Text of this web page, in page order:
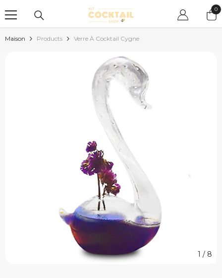
0
0
Maison Products Verre À Cocktail Cygne
1 / 8